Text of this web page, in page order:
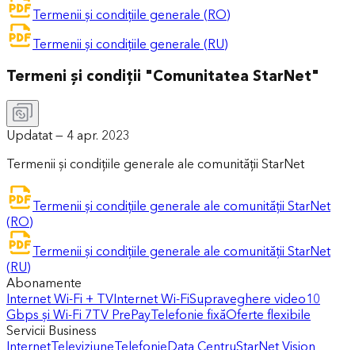
Termenii și condițiile generale (RO)
Termenii și condițiile generale (RU)
Termeni și condiții "Comunitatea StarNet"
Updatat — 4 apr. 2023
Termenii și condițiile generale ale comunității StarNet
Termenii și condițiile generale ale comunității StarNet
(RO)
Termenii și condițiile generale ale comunității StarNet
(RU)
Abonamente
Internet Wi-Fi + TVInternet Wi-FiSupraveghere video10
Gbps și Wi-Fi 7TV PrePayTelefonie fixăOferte flexibile
Servicii Business
InternetTeleviziuneTelefonieData CentruStarNet Vision